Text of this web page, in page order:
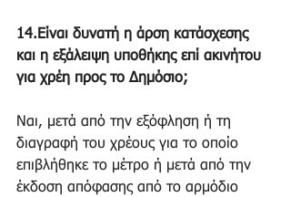
14.Είναι δυνατή η άρση κατάσχεσης
και η εξάλειψη υποθήκης επί ακινήτου
για χρέη προς το Δημόσιο;
Ναι, μετά από την εξόφληση ή τη
διαγραφή του χρέους για το οποίο
επιβλήθηκε το μέτρο ή μετά από την
έκδοση απόφασης από το αρμόδιο